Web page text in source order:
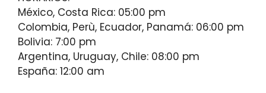
México, Costa Rica: 05:00 pm
Colombia, Perù, Ecuador, Panamá: 06:00 pm
Bolivia: 7:00 pm
Argentina, Uruguay, Chile: 08:00 pm
España: 12:00 am